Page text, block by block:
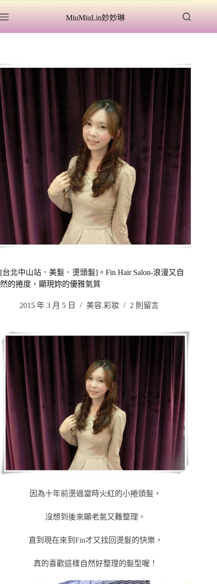
至
容
MiuMiuLin妙妙琳
[台北中山站．美髮．燙頭髮]。Fin Hair Salon-浪漫又自
然的捲度，顯現妳的優雅氣質
2015 年 3 月 5 日 美容.彩妝 2 則留言
因為十年前燙過當時火紅的小捲頭髮，
沒想到後來顯老氣又難整理，
直到現在來到Fin才又找回燙髮的快樂，
真的喜歡這樣自然好整理的髮型喔！